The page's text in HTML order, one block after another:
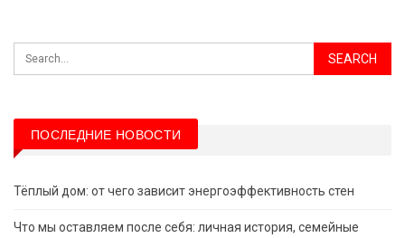
ПОСЛЕДНИЕ НОВОСТИ
Тёплый дом: от чего зависит энергоэффективность стен
Что мы оставляем после себя: личная история, семейные